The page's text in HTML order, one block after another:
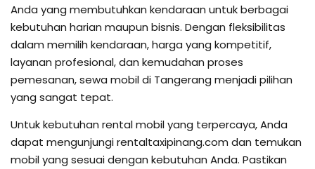
Anda yang membutuhkan kendaraan untuk berbagai
kebutuhan harian maupun bisnis. Dengan fleksibilitas
dalam memilih kendaraan, harga yang kompetitif,
layanan profesional, dan kemudahan proses
pemesanan, sewa mobil di Tangerang menjadi pilihan
yang sangat tepat.
Untuk kebutuhan rental mobil yang terpercaya, Anda
dapat mengunjungi rentaltaxipinang.com dan temukan
mobil yang sesuai dengan kebutuhan Anda. Pastikan